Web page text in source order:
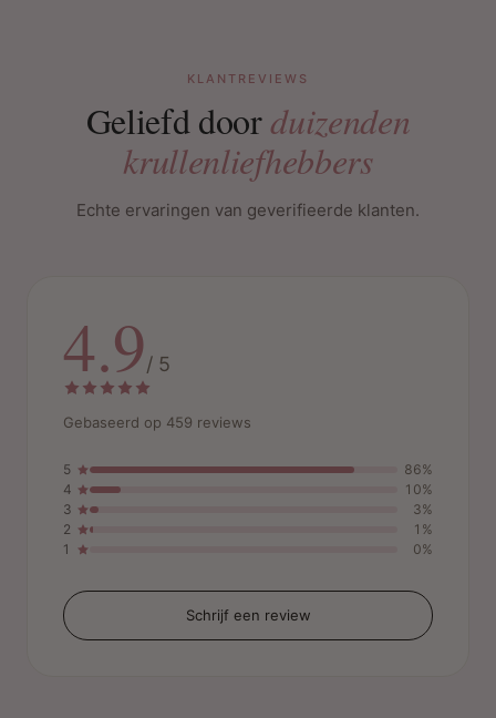
KLANTREVIEWS
Geliefd doorduizenden
krullenliefhebbers
Echte ervaringen van geverifieerde klanten.
4.9/ 5
Gebaseerd op 459 reviews
5
86%
4
10%
3
3%
2
1%
1
0%
Schrijf een review